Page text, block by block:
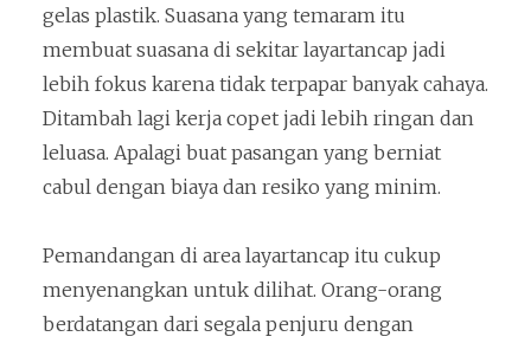
gelas plastik. Suasana yang temaram itu
membuat suasana di sekitar layartancap jadi
lebih fokus karena tidak terpapar banyak cahaya.
Ditambah lagi kerja copet jadi lebih ringan dan
leluasa. Apalagi buat pasangan yang berniat
cabul dengan biaya dan resiko yang minim.
Pemandangan di area layartancap itu cukup
menyenangkan untuk dilihat. Orang-orang
berdatangan dari segala penjuru dengan